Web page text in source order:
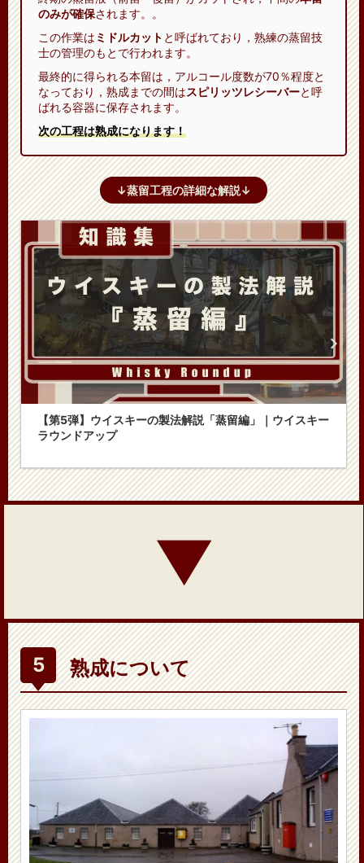
のみが確保されます。。
この作業は ミドルカット と呼ばれており，熟練の蒸留技
士の管理のもとで行われます。
最終的に得られる本留は，アルコール度数が70％程度と
なっており，熟成までの間はスピリッツレシーバーと呼
ばれる容器に保存されます。
次の工程は熟成になります！
↓蒸留工程の詳細な解説↓
【第5弾】ウイスキーの製法解説「蒸留編」｜ウイスキー
ラウンドアップ
▼
熟成について